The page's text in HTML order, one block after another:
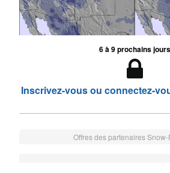
6 à 9 prochains jours
Inscrivez-vous ou connectez-
Offres des partenaires Snow-